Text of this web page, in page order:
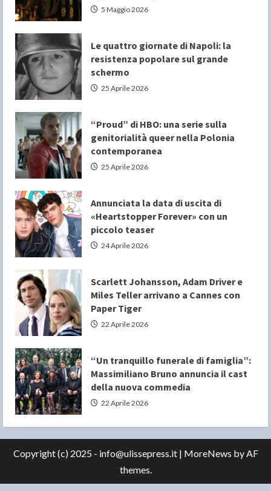
5 Maggio 2026
Le quattro giornate di Napoli: la
resistenza popolare sul grande
schermo
25 Aprile 2026
“Proud” di HBO: una serie sulla
genitorialità queer nella Polonia
contemporanea
25 Aprile 2026
Annunciata la data di uscita di
«Heartstopper Forever» con un
piccolo teaser
24 Aprile 2026
Scarlett Johansson, Adam Driver e
Miles Teller arrivano a Cannes con
Paper Tiger
22 Aprile 2026
“Un tranquillo funerale di famiglia”:
Massimiliano Bruno annuncia il cast
della nuova commedia
22 Aprile 2026
Copyright (c) 2025 - info@ulissepress.it | MoreNews by AF
themes.